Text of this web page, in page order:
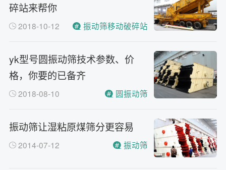
砂机，HX制砂机等
碎站来帮你
2018-10-12 振动筛移动破碎站
yk型号圆振动筛技术参数、价
格，你要的已备齐
2018-08-10 圆振动筛
振动筛让湿粘原煤筛分更容易
2014-07-12 振动筛